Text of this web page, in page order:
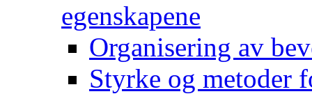
egenskapene
Organisering av
Styrke og metoder